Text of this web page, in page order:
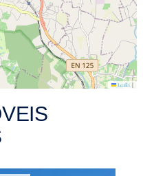
Leaflet |